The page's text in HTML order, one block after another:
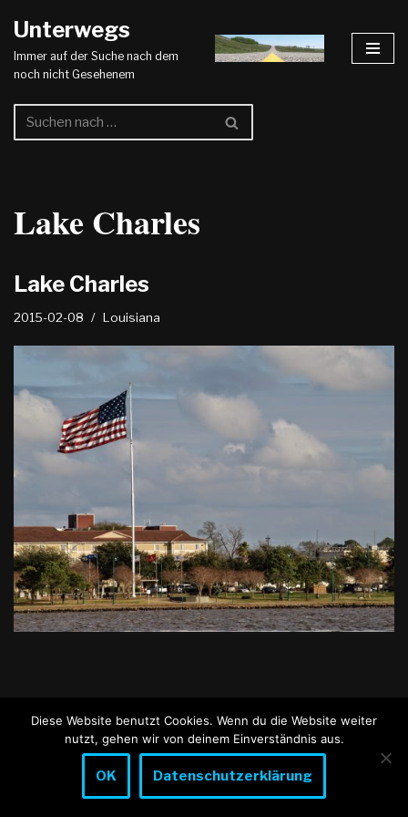
Zum
Inhalt
Unterwegs
Immer auf der Suche nach dem
noch nicht Gesehenem
Lake Charles
Lake Charles
2015-02-08 Louisiana
Neve | Präsentiert vonWordPress
Diese Website benutzt Cookies. Wenn du die Website weiter
nutzt, gehen wir von deinem Einverständnis aus.
OK Datenschutzerklärung